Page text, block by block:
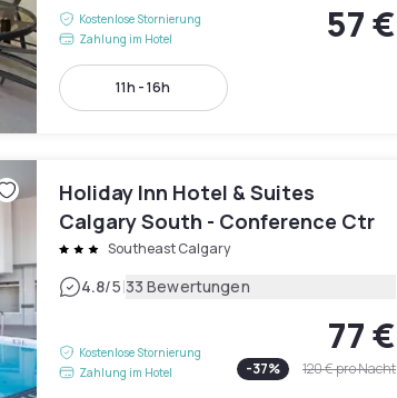
Kostenlose Stornierung
Zahlung im Hotel
57 €
11h - 16h
Holiday Inn Hotel & Suites
Calgary South - Conference Ctr
Southeast Calgary
4.8/5|33 Bewertungen
Kostenlose Stornierung
Zahlung im Hotel
77 €
-37% 120 €pro Nacht